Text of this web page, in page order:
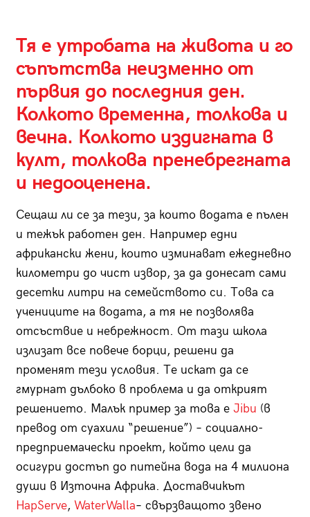
Тя е утробата на живота и го
съпътства неизменно от
първия до последния ден.
Колкото временна, толкова и
вечна. Колкото издигната в
култ, толкова пренебрегната
и недооценена.
Сещаш ли се за тези, за които водата е пълен
и тежък работен ден. Например едни
африкански жени, които изминават ежедневно
километри до чист извор, за да донесат сами
десетки литри на семейството си. Това са
учениците на водата, а тя не позволява
отсъствие и небрежност. От тази школа
излизат все повече борци, решени да
променят тези условия. Те искат да се
гмурнат дълбоко в проблема и да открият
решението. Малък пример за това е Jibu (в
превод от суахили “решение”) – социално-
предприемачески проект, който цели да
осигури достъп до питейна вода на 4 милиона
души в Източна Африка. Доставчикът
HapServe, WaterWalla– свързващото звено